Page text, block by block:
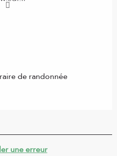
de randonnée
une erreur